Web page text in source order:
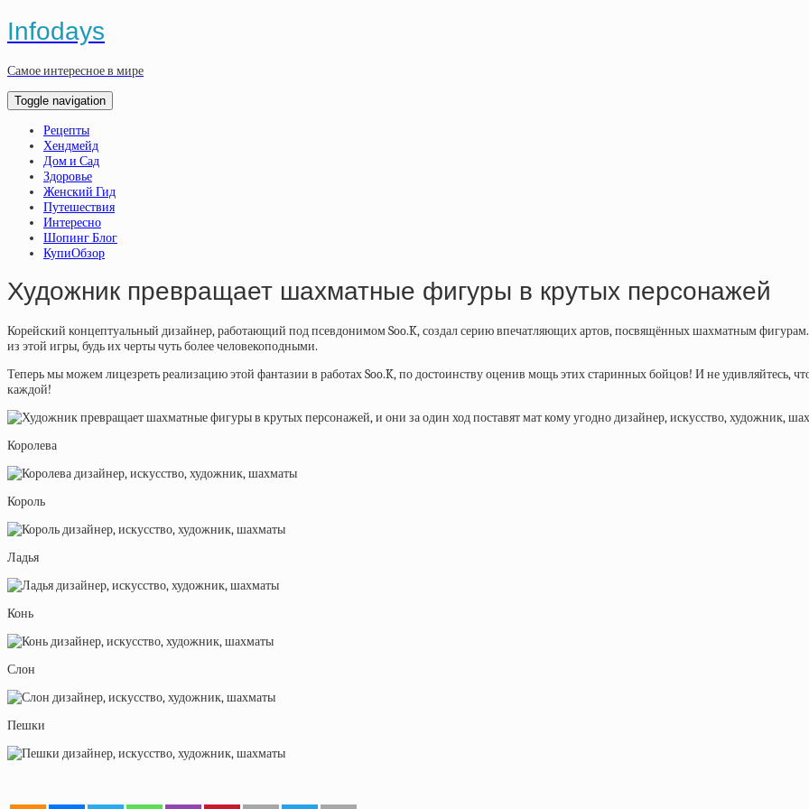
Infodays
Самое интересное в мире
Toggle navigation
Рецепты
Хендмейд
Дом и Сад
Здоровье
Женский Гид
Путешествия
Интересно
Шопинг Блог
КупиОбзор
Художник превращает шахматные фигуры в крутых персонажей
Корейский концептуальный дизайнер, работающий под псевдонимом Soo.K, создал серию впечатляющих артов, посвящённых шахматным
из этой игры, будь их черты чуть более человекоподными.
Теперь мы можем лицезреть реализацию этой фантазии в работах Soo.K, по достоинству оценив мощь этих старинных бойцов! И не удивляйтесь,
каждой!
Королева
Король
Ладья
Конь
Слон
Пешки